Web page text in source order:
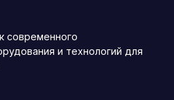
современного
и технологий для